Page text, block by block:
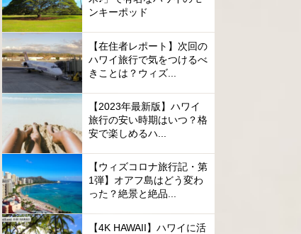
ンキーポッド
【在住者レポート】次回の
ハワイ旅行で気をつけるべ
きことは？ウィズ...
【2023年最新版】ハワイ
旅行の安い時期はいつ？格
安で楽しめるハ...
【ウィズコロナ旅行記・第
1弾】オアフ島はどう変わ
った？絶景と絶品...
【4K HAWAII】ハワイに活